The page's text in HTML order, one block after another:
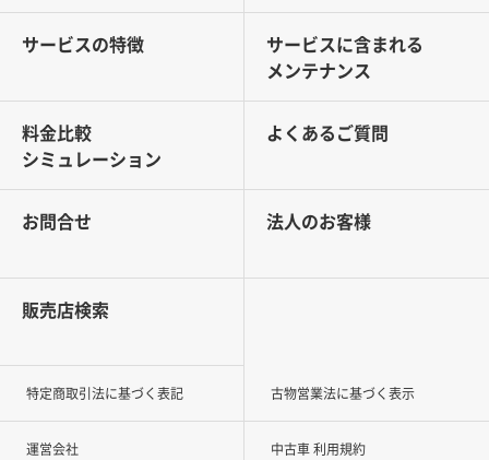
サービスの特徴
サービスに含まれる
メンテナンス
料金比較
シミュレーション
よくあるご質問
お問合せ 法人のお客様
販売店検索
特定商取引法に基づく表記 古物営業法に基づく表示
運営会社 中古車 利用規約